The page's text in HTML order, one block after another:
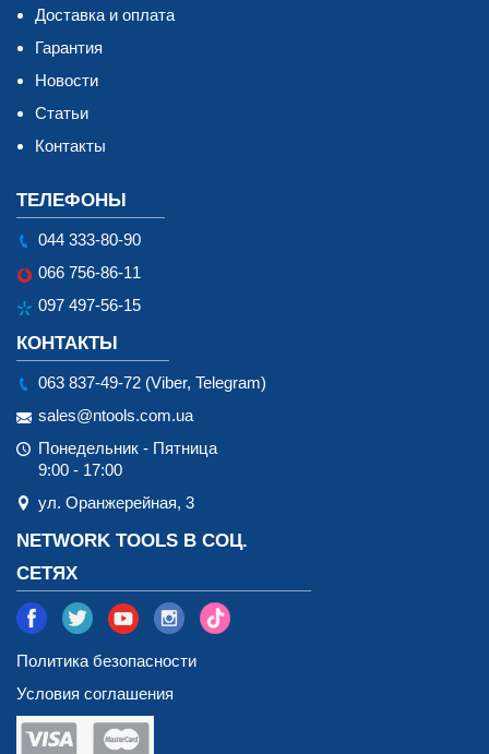
Доставка и оплата
Гарантия
Новости
Статьи
Контакты
ТЕЛЕФОНЫ
044 333-80-90
066 756-86-11
097 497-56-15
КОНТАКТЫ
063 837-49-72 (Viber, Telegram)
sales@ntools.com.ua
Понедельник - Пятница
9:00 - 17:00
ул. Оранжерейная, 3
NETWORK TOOLS В СОЦ.
СЕТЯХ
Политика безопасности
Условия соглашения